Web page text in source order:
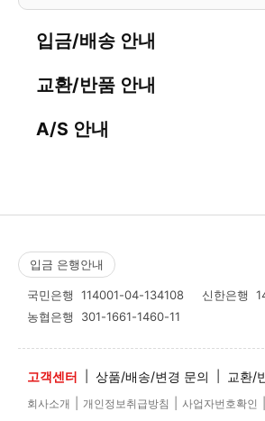
입금/배송 안내
교환/반품 안내
A/S 안내
입금 은행안내
국민은행 114001-04-134108 신한은행
농협은행 301-1661-1460-11
고객센터 상품/배송/변경 문의 교환/
회사소개 개인정보취급방침 사업자번호확인